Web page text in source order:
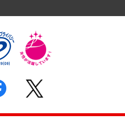
の手続きについて